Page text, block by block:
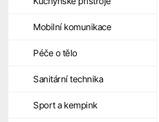
Mobilní komunikace
Péče o tělo
Sanitární technika
Sport a kempink